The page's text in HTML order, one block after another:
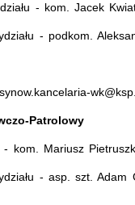
- kom. Jacek
- podkom.
Patrolowy
- kom. Mariusz
- asp. szt. Adam